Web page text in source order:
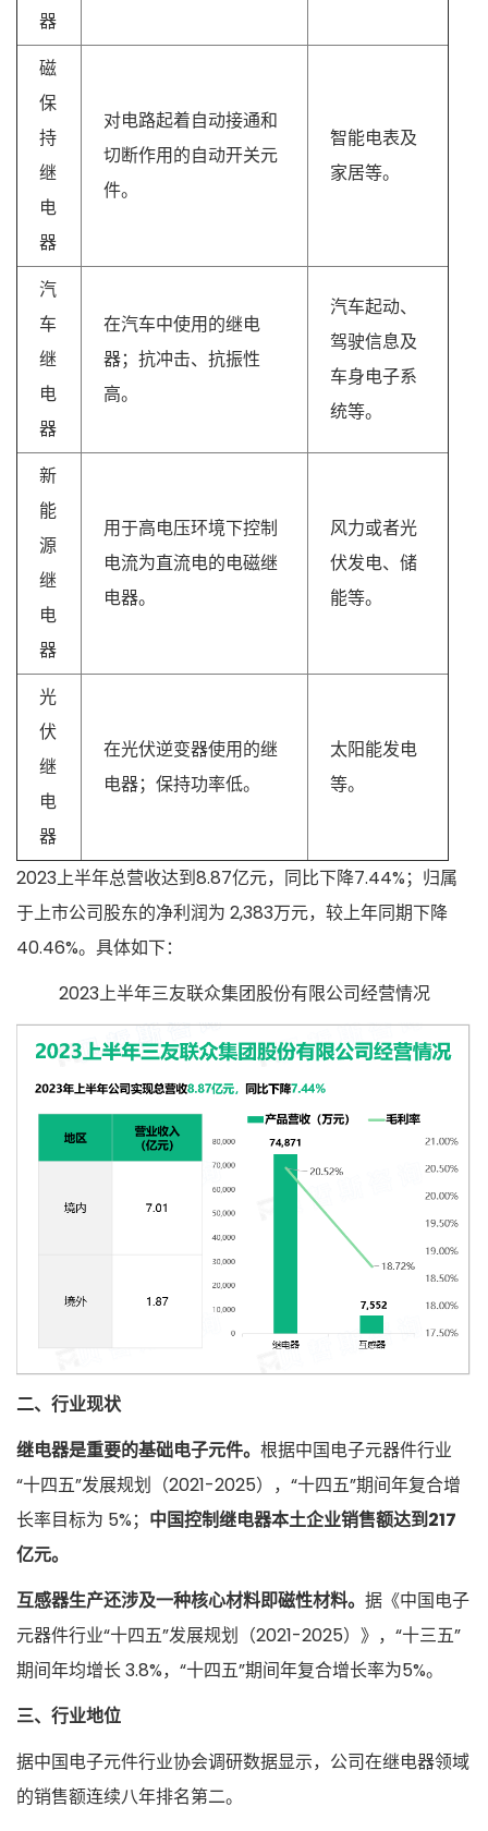
器
磁
保
持
继
电
器
对电路起着自动接通和
切断作用的自动开关元
件。
智能电表及
家居等。
汽
车
继
电
器
在汽车中使用的继电
器；抗冲击、抗振性
高。
汽车起动、
驾驶信息及
车身电子系
统等。
新
能
源
继
电
器
用于高电压环境下控制
电流为直流电的电磁继
电器。
风力或者光
伏发电、储
能等。
光
伏
继
电
器
在光伏逆变器使用的继
电器；保持功率低。
太阳能发电
等。
2023上半年总营收达到8.87亿元，同比下降7.44%；归属
于上市公司股东的净利润为 2,383万元，较上年同期下降
40.46%。具体如下：
2023上半年三友联众集团股份有限公司经营情况
二、行业现状
继电器是重要的基础电子元件。 根据中国电子元器件行业
“十四五”发展规划（2021-2025），“十四五”期间年复合增
长率目标为 5%； 中国控制继电器本土企业销售额达到217
亿元。
互感器生产还涉及一种核心材料即磁性材料。 据《中国电子
元器件行业“十四五”发展规划（2021-2025）》，“十三五”
期间年均增长 3.8%，“十四五”期间年复合增长率为5%。
三、行业地位
据中国电子元件行业协会调研数据显示，公司在继电器领域
的销售额连续八年排名第二。